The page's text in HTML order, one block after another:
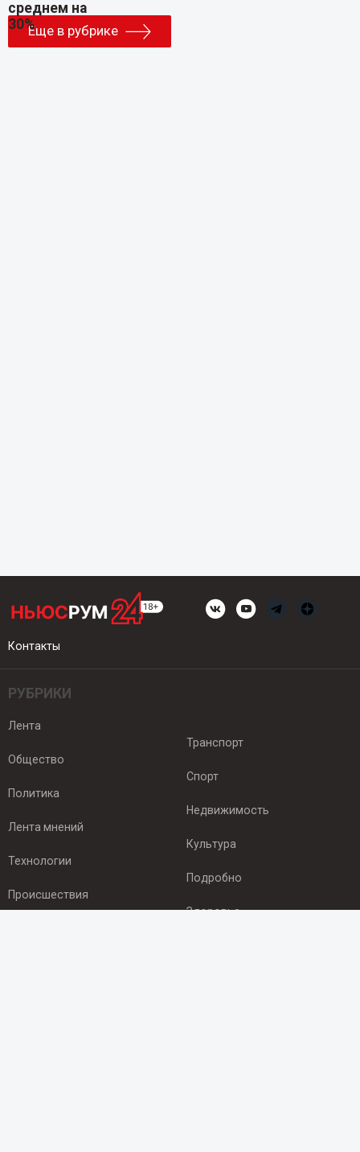
Еще в рубрике
Контакты
РУБРИКИ
Лента
Общество
Политика
Лента мнений
Технологии
Происшествия
Транспорт
Спорт
Недвижимость
Культура
Подробно
Здоровье